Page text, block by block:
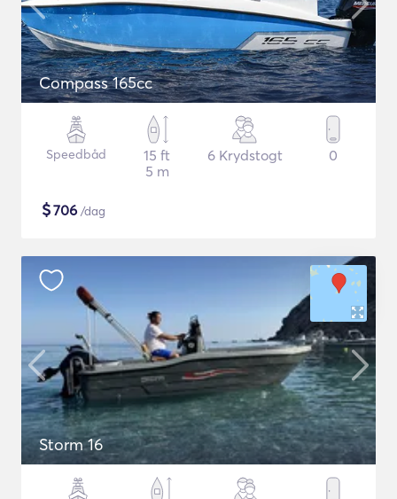
Compass 165cc
Speedbåd
15 ft
5 m
6 Krydstogt 0
$706 /dag
Storm 16